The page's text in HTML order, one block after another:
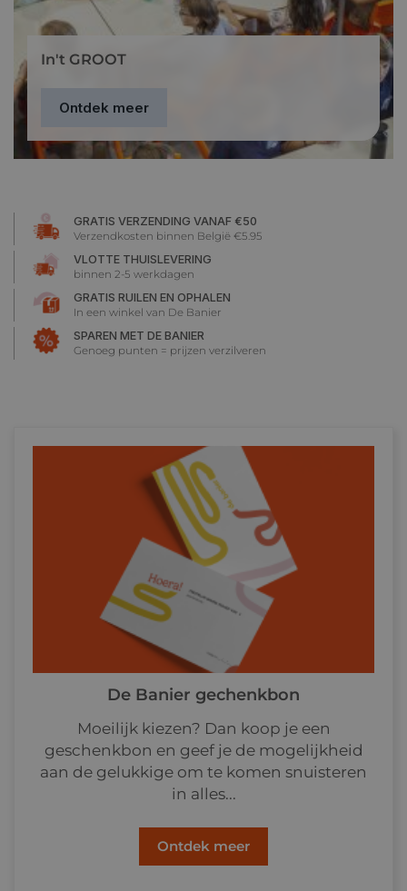
In't GROOT
Ontdek meer
GRATIS VERZENDING VANAF €50
Verzendkosten binnen België €5.95
VLOTTE THUISLEVERING
binnen 2-5 werkdagen
GRATIS RUILEN EN OPHALEN
In een winkel van De Banier
SPAREN MET DE BANIER
Genoeg punten = prijzen verzilveren
De Banier gechenkbon
Moeilijk kiezen? Dan koop je een
geschenkbon en geef je de mogelijkheid
aan de gelukkige om te komen snuisteren
in alles...
Ontdek meer